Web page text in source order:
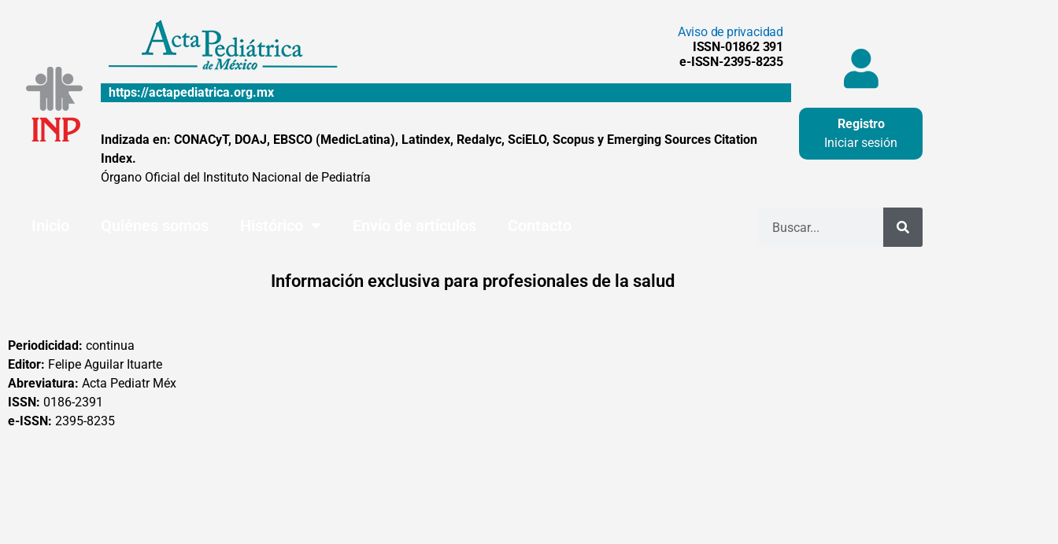
Aviso de privacidad
ISSN-01862 391
e-ISSN-2395-8235
https://actapediatrica.org.mx
Indizada en: CONACyT, DOAJ, EBSCO (MedicLatina), Latindex, Redalyc, SciELO, Scopus y Emerging Sources Citation
Index.
Órgano Oficial del Instituto Nacional de Pediatría
Registro
Iniciar sesión
Información exclusiva para profesionales de la salud
Periodicidad: continua
Editor: Felipe Aguilar Ituarte
Abreviatura: Acta Pediatr Méx
ISSN: 0186-2391
e-ISSN: 2395-8235